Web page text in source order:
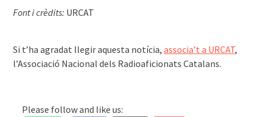
Font i crèdits: URCAT
Si t’ha agradat llegir aquesta notícia, associa’t a URCAT,
l’Associació Nacional dels Radioaficionats Catalans.
Please follow and like us: